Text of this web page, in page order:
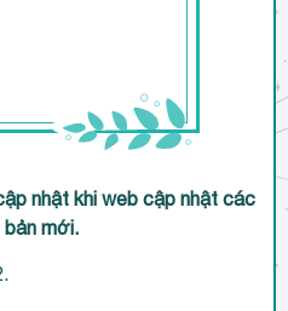
nhật khi web cập nhật các
bản mới.